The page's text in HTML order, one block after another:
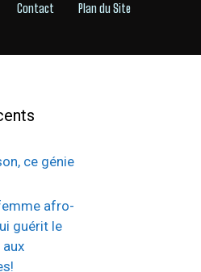
Contact Plan du Site
ce génie
afro-
guérit le